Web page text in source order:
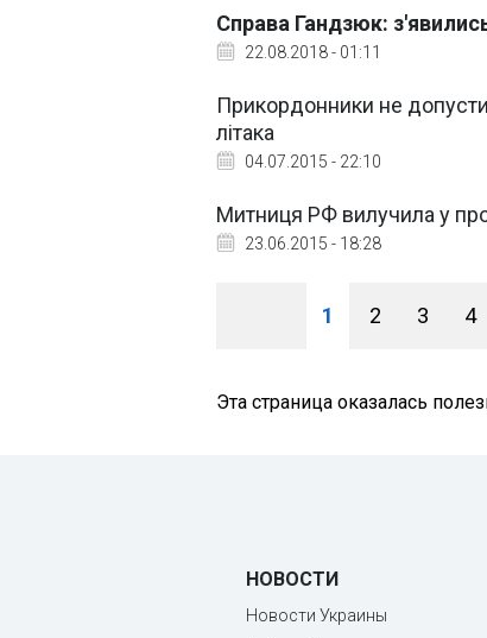
Справа Гандзюк:
22.08.2018 - 01:11
Прикордонники не
літака
04.07.2015 - 22:10
Митниця РФ вилучила у
23.06.2015 - 18:28
1 2 3 4
Эта страница оказалась
НОВОСТИ
Новости Украины